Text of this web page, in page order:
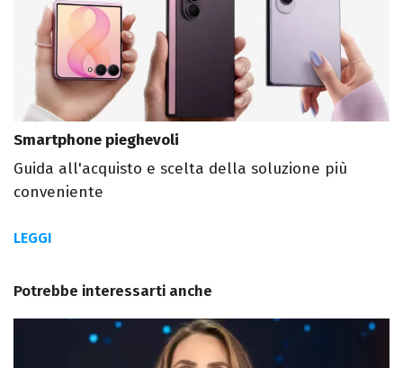
Smartphone pieghevoli
Guida all'acquisto e scelta della soluzione più
conveniente
LEGGI
Potrebbe interessarti anche